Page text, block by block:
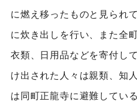
に燃え移ったものと見られ
に炊き出しを行い、また全
衣類、日用品などを寄付し
け出された人々は親類、知
は同町正龍寺に避難している